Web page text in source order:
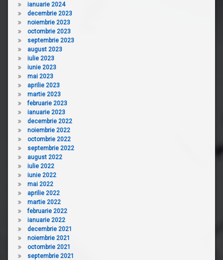
ianuarie 2024
decembrie 2023
noiembrie 2023
octombrie 2023
septembrie 2023
august 2023
iulie 2023
iunie 2023
mai 2023
aprilie 2023
martie 2023
februarie 2023
ianuarie 2023
decembrie 2022
noiembrie 2022
octombrie 2022
septembrie 2022
august 2022
iulie 2022
iunie 2022
mai 2022
aprilie 2022
martie 2022
februarie 2022
ianuarie 2022
decembrie 2021
noiembrie 2021
octombrie 2021
septembrie 2021